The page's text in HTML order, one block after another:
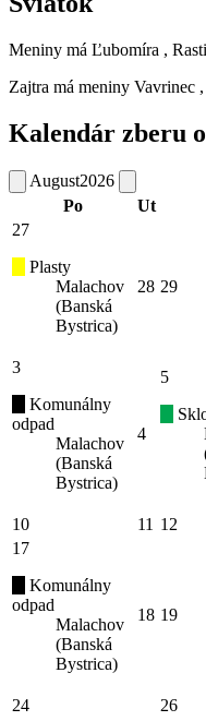
Meniny má Ľubomíra ,
Zajtra má meniny Vavrinec
Kalendár zberu
August2026
Po
Ut
27
Plasty
Malachov
(Banská
Bystrica)
28 29
3
Komunálny
odpad
Malachov
(Banská
Bystrica)
4
5
10 11 12
17
Komunálny
odpad
Malachov
(Banská
Bystrica)
18 19
24
26